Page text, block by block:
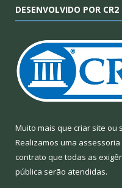
DESENVOLVIDO POR CR2
Muito mais que criar site ou
Realizamos uma assessoria
contrato que todas as
pública serão atendidas.